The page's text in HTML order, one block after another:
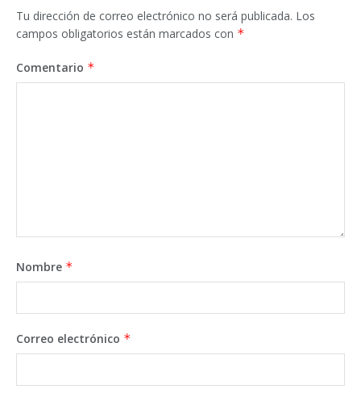
Tu dirección de correo electrónico no será publicada. Los
campos obligatorios están marcados con *
Comentario *
Nombre *
Correo electrónico *